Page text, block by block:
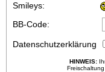
Smileys:
BB-Code:
Datenschutzerklärung
HINWEIS: